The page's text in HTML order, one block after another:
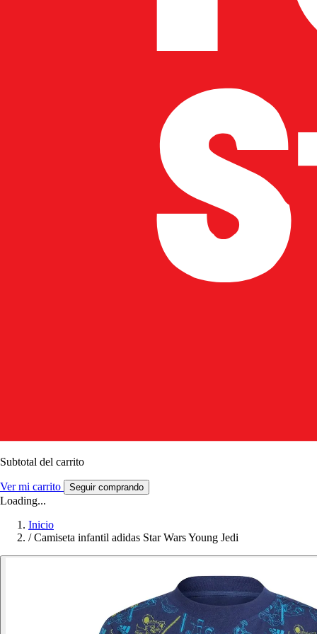
Subtotal del carrito
Ver mi carrito Seguir comprando
Loading...
Inicio
/ Camiseta infantil adidas Star Wars Young Jedi